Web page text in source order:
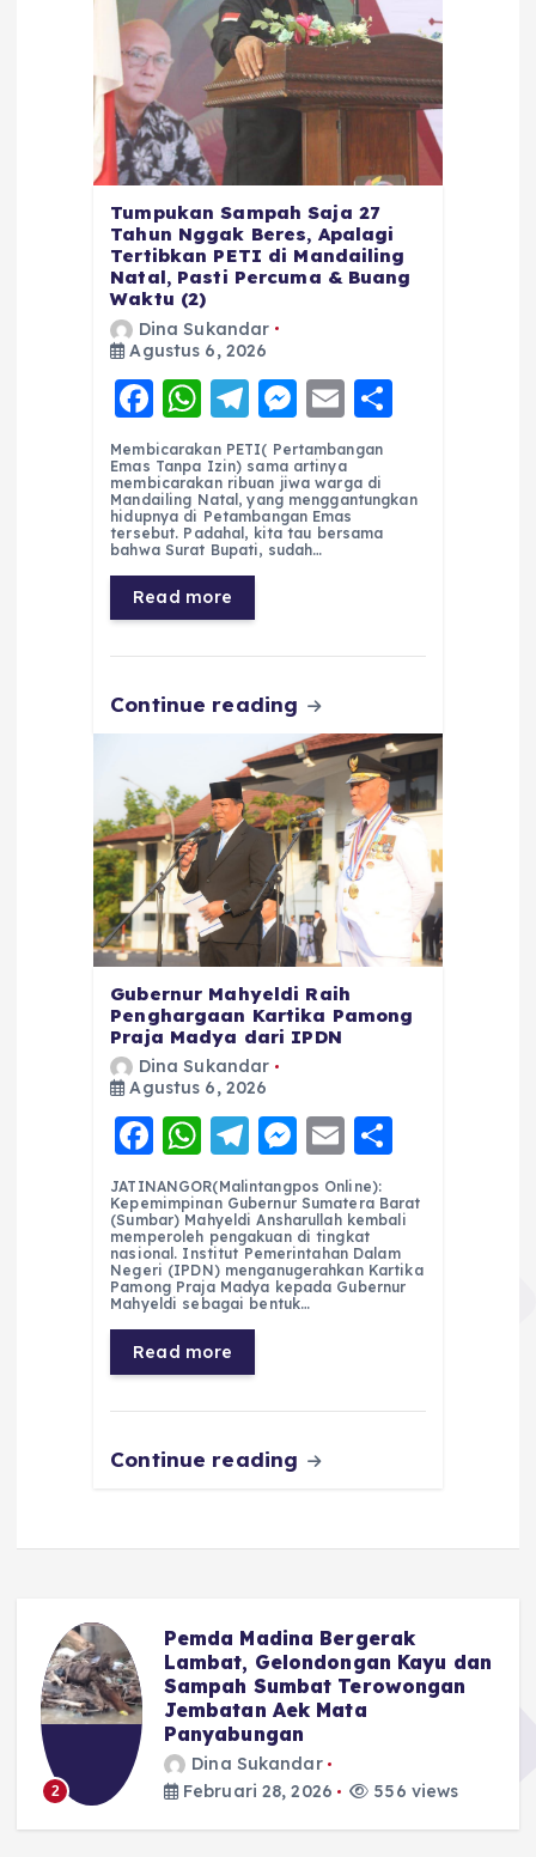
Tumpukan Sampah Saja 27
Tahun Nggak Beres, Apalagi
Tertibkan PETI di Mandailing
Natal, Pasti Percuma & Buang
Waktu (2)
Dina Sukandar
Agustus 6, 2026
F
a
c
e
b
o
o
k
W
h
a
ts
A
p
p
T
el
e
g
r
a
m
M
e
ss
e
n
E
m
ai
l
re
Membicarakan PETI( Pertambangan
Emas Tanpa Izin) sama artinya
membicarakan ribuan jiwa warga di
Mandailing Natal, yang menggantungkan
hidupnya di Petambangan Emas
tersebut. Padahal, kita tau bersama
bahwa Surat Bupati, sudah…
Read more
Continue reading
Gubernur Mahyeldi Raih
Penghargaan Kartika Pamong
Praja Madya dari IPDN
Dina Sukandar
Agustus 6, 2026
F
a
c
e
b
o
o
k
W
h
a
ts
A
p
p
T
el
e
g
r
a
m
M
e
ss
e
n
E
m
ai
l
a
re
JATINANGOR(Malintangpos Online):
Kepemimpinan Gubernur Sumatera Barat
(Sumbar) Mahyeldi Ansharullah kembali
memperoleh pengakuan di tingkat
nasional. Institut Pemerintahan Dalam
Negeri (IPDN) menganugerahkan Kartika
Pamong Praja Madya kepada Gubernur
Mahyeldi sebagai bentuk…
Read more
Continue reading
2
Pemda Madina Bergerak
Lambat, Gelondongan Kayu dan
Sampah Sumbat Terowongan
Jembatan Aek Mata
Panyabungan
Dina Sukandar
Februari 28, 2026
556 views